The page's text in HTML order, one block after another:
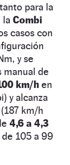
para la
la Combi
casos con
y se
manual de
km/h en
y alcanza
km/h
4,6 a 4,3
105 a 99